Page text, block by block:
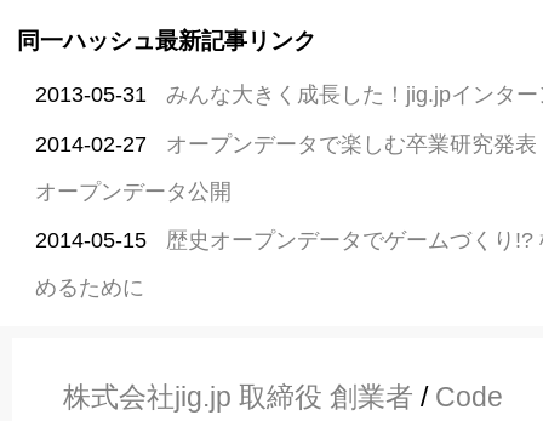
同一ハッシュ最新記事リンク
2013-05-31 みんな大きく成長した！jig.jpインタ
2014-02-27
オープンデータで楽しむ卒業研究発
オープンデータ公開
2014-05-15
歴史オープンデータでゲームづくり!?
めるために
株式会社jig.jp 取締役 創業者 / Code